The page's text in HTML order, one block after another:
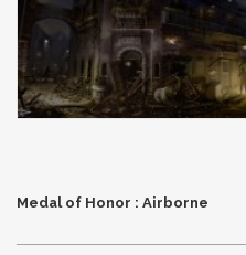
Medal of Honor : Airborne